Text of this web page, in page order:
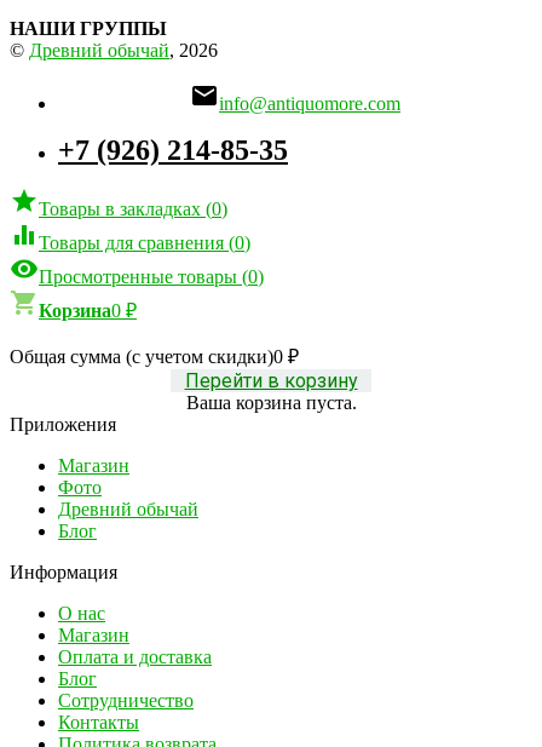
НАШИ ГРУППЫ
© Древний обычай, 2026
info@antiquomore.com
+7 (926) 214-85-35
Товары в закладках (0)
 Товары для сравнения (0)
Просмотренные товары (0)
Корзина0 ₽
Общая сумма (с учетом скидки)0 ₽
Перейти в корзину
Ваша корзина пуста.
Приложения
Магазин
Фото
Древний обычай
Блог
Информация
О нас
Магазин
Оплата и доставка
Блог
Сотрудничество
Контакты